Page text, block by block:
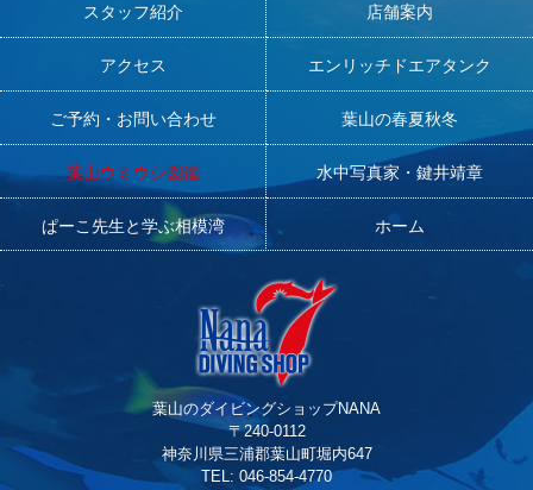
スタッフ紹介 店舗案内
アクセス エンリッチドエアタンク
ご予約・お問い合わせ 葉山の春夏秋冬
葉山ウミウシ図鑑 水中写真家・鍵井靖章
ぱーこ先生と学ぶ相模湾 ホーム
葉山のダイビングショップNANA
〒240-0112
神奈川県三浦郡葉山町堀内647
TEL: 046-854-4770